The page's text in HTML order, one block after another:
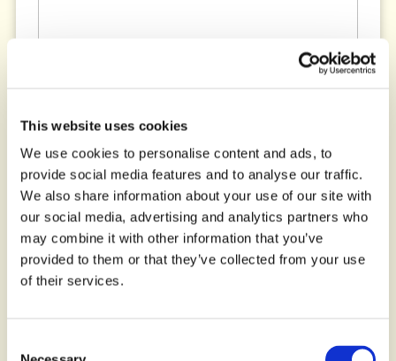
This website uses cookies
We use cookies to personalise content and ads, to
provide social media features and to analyse our traffic.
We also share information about your use of our site with
our social media, advertising and analytics partners who
may combine it with other information that you’ve
provided to them or that they’ve collected from your use
of their services.